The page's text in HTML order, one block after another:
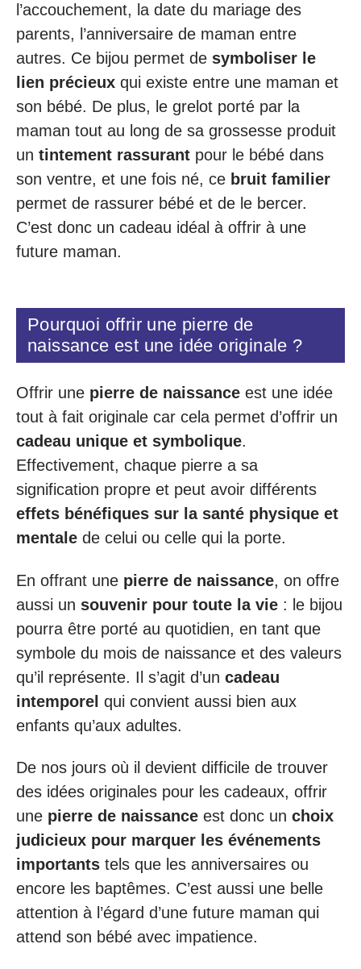
l’accouchement, la date du mariage des
parents, l’anniversaire de maman entre
autres. Ce bijou permet de symboliser le
lien précieux qui existe entre une maman et
son bébé. De plus, le grelot porté par la
maman tout au long de sa grossesse produit
un tintement rassurant pour le bébé dans
son ventre, et une fois né, ce bruit familier
permet de rassurer bébé et de le bercer.
C’est donc un cadeau idéal à offrir à une
future maman.
Pourquoi offrir une pierre de
naissance est une idée originale ?
Offrir une pierre de naissance est une idée
tout à fait originale car cela permet d’offrir un
cadeau unique et symbolique.
Effectivement, chaque pierre a sa
signification propre et peut avoir différents
effets bénéfiques sur la santé physique et
mentale de celui ou celle qui la porte.
En offrant une pierre de naissance, on offre
aussi un souvenir pour toute la vie : le bijou
pourra être porté au quotidien, en tant que
symbole du mois de naissance et des valeurs
qu’il représente. Il s’agit d’un cadeau
intemporel qui convient aussi bien aux
enfants qu’aux adultes.
De nos jours où il devient difficile de trouver
des idées originales pour les cadeaux, offrir
une pierre de naissance est donc un choix
judicieux pour marquer les événements
importants tels que les anniversaires ou
encore les baptêmes. C’est aussi une belle
attention à l’égard d’une future maman qui
attend son bébé avec impatience.